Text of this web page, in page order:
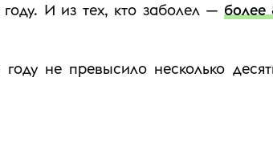
И из тех, кто заболел —более
не превысило несколько